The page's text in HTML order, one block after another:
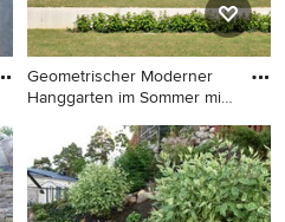
Geometrischer Moderner
Hanggarten im Sommer mit
Geometrischer Moderner
Hanggarten im Sommer mit
direkter Sonneneinstrahlung
und Betonboden in Stuttgart